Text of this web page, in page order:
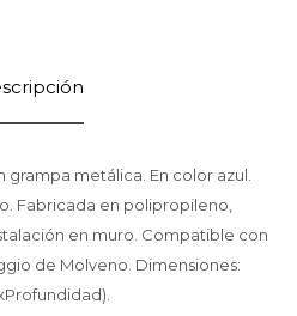
grampa metálica. En color azul.
Fabricada en polipropileno,
en muro. Compatible con
de Molveno. Dimensiones: